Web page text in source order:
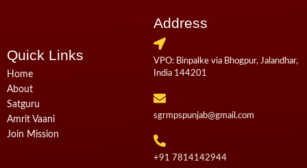
Quick Links
Home
About
Satguru
Amrit Vaani
Join Mission
Address
VPO: Binpalke via Bhogpur, Jalandhar,
India 144201
sgrmpspunjab@gmail.com
+91 7814142944‬